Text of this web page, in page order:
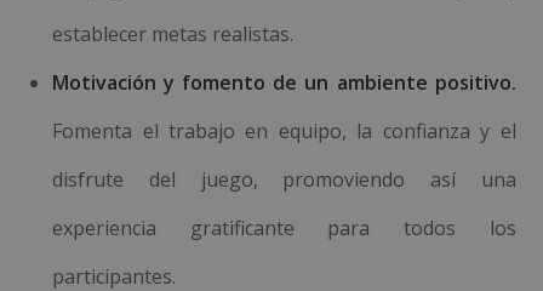
establecer metas realistas.
Motivación y fomento de un ambiente positivo.
Fomenta el trabajo en equipo, la confianza y el
disfrute del juego, promoviendo así una
experiencia gratificante para todos los
participantes.